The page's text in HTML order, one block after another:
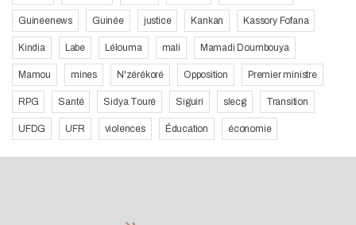
Guineenews Guinée justice Kankan Kassory Fofana
Kindia Labe Lélouma mali Mamadi Doumbouya
Mamou mines N'zérékoré Opposition Premier ministre
RPG Santé Sidya Touré Siguiri slecg Transition
UFDG UFR violences Éducation économie